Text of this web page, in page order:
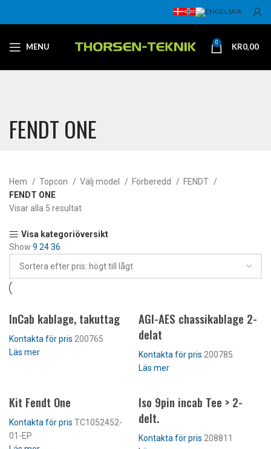
MENU 0 KR0,00
FENDT ONE
Hem Topcon Välj model Förberedd
FENDT
FENDT ONE
Visar alla 5 resultat
Visa kategoriöversikt
Show 9 2436
InCab kablage, takuttag
200765
Läs mer
AGI-AES chassikablage 2-
delat
200785
Läs mer
Kit Fendt One
TC1052452-
01-EP
Iso 9pin incab Tee > 2-
delt.
208811